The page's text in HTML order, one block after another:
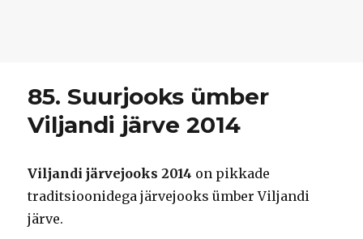
85. Suurjooks ümber
Viljandi järve 2014
Viljandi järvejooks 2014 on pikkade
traditsioonidega järvejooks ümber Viljandi
järve.